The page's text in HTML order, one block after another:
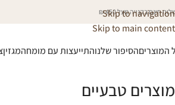
Skip to navigation
Skip to main content
חינם בקנייה מעל 450 ₪
המוצריםהסיפור שלנוהתייעצות עם מומחהמגזין
מוצרים טבעיים